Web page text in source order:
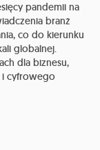
pandemii na
branż
co do kierunku
globalnej.
dla biznesu,
i cyfrowego